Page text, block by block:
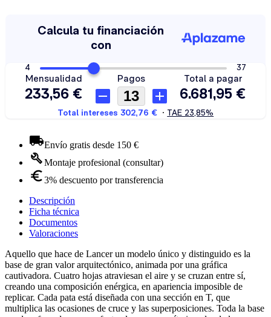
Envío gratis desde 150 €
Montaje profesional (consultar)
3% descuento por transferencia
Descripción
Ficha técnica
Documentos
Valoraciones
Aquello que hace de Lancer un modelo único y distinguido es la
base de gran valor arquitectónico, animada por una gráfica
cautivadora. Cuatro hojas atraviesan el aire y se cruzan entre sí,
creando una composición enérgica, en apariencia imposible de
replicar. Cada pata está diseñada con una sección en T, que
multiplica las ocasiones de cruce y las superposiciones. Toda la base